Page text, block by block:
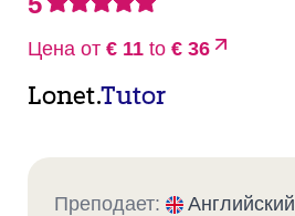
Цена от € 11 to € 36
Lonet.Tutor
Преподает:
Английский